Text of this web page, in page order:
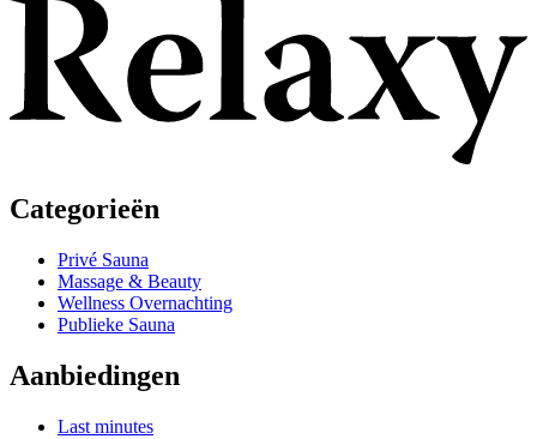
Categorieën
Privé Sauna
Massage & Beauty
Wellness Overnachting
Publieke Sauna
Aanbiedingen
Last minutes